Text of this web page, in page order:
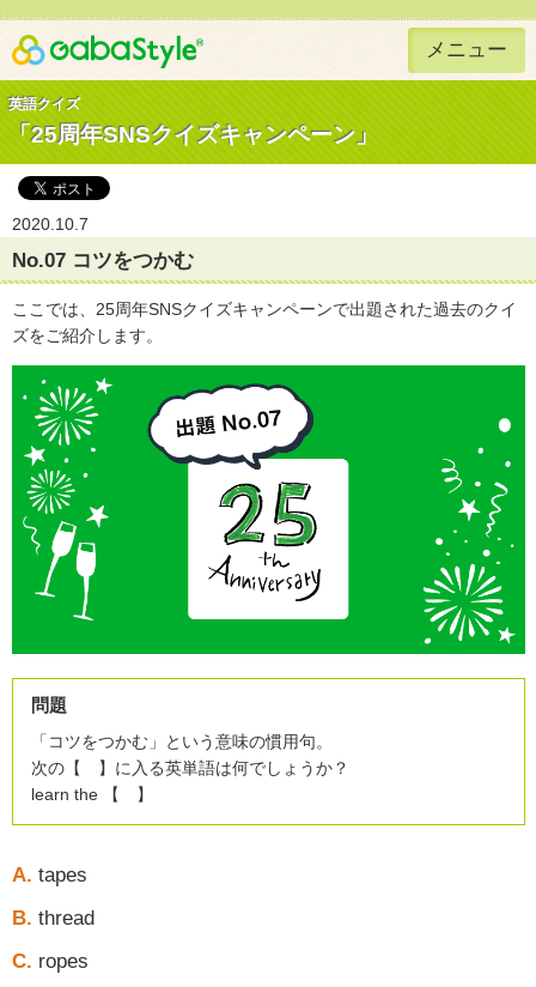
Gaba Style 無料で英語学習 メニュー
英語クイズ
「25周年SNSクイズキャンペーン」
2020.10.7
No.07 コツをつかむ
ここでは、25周年SNSクイズキャンペーンで出題された過去のクイ
ズをご紹介します。
問題
「コツをつかむ」という意味の慣用句。
次の【 】に入る英単語は何でしょうか？
learn the 【 】
A. tapes
B. thread
C. ropes